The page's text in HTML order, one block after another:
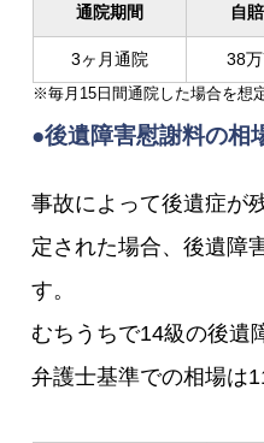
※毎月15日間通院した場合を想
通院期間 自
3ヶ月通院 38
●後遺障害慰謝料の相
事故によって後遺症が
定された場合、後遺障
す。
むちうちで14級の後遺
弁護士基準での相場は